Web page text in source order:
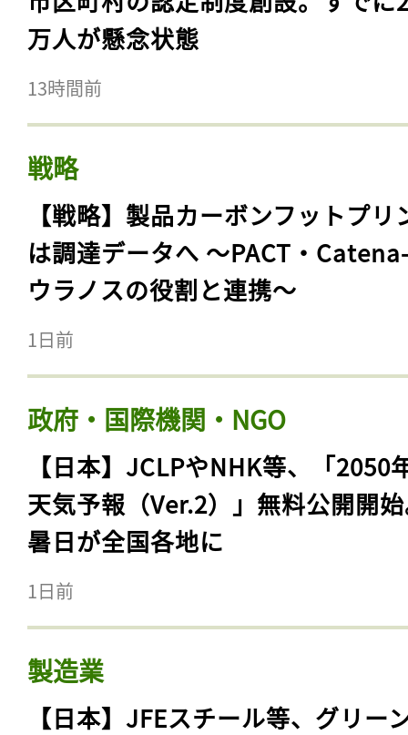
万人が懸念状態
13時間前
戦略
【戦略】製品カーボンフットプリ
は調達データへ 〜PACT・
ウラノスの役割と連携〜
1日前
政府・国際機関・NGO
【日本】JCLPやNHK等、「2050
天気予報（Ver.2）」無料公開開
暑日が全国各地に
1日前
製造業
【日本】JFEスチール等、グリー